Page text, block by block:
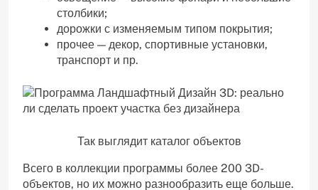
столбики;
дорожки с изменяемым типом покрытия;
прочее — декор, спортивные установки,
транспорт и пр.
Так выглядит каталог объектов
Всего в коллекции программы более 200 3D-
объектов, но их можно разнообразить еще больше.